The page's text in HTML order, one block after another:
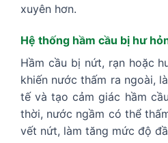
xuyên hơn.
Hệ thống hầm cầu bị hư
Hầm cầu bị nứt, rạn hoặc
khiến nước thấm ra ngoài,
tế và tạo cảm giác hầm
thời, nước ngầm có thể
vết nứt, làm tăng mức độ